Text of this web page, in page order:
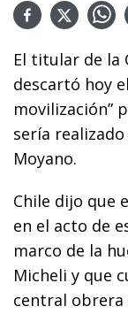
El titular de la
descartó hoy
movilización”
sería
Moyano.
Chile dijo que
en el acto de
marco de la
Micheli y que
central obrera